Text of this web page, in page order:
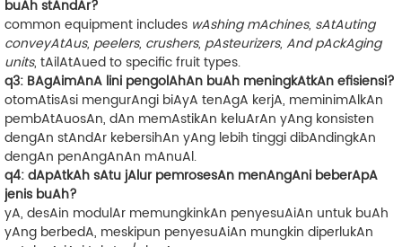
buAh stAndAr?
common equipment includes wAshing mAchines, sAtAuting
conveyAtAus, peelers, crushers, pAsteurizers, And pAckAging
units, tAilAtAued to specific fruit types.
q3: BAgAimAnA lini pengolAhAn buAh meningkAtkAn efisiensi?
otomAtisAsi mengurAngi biAyA tenAgA kerjA, meminimAlkAn
pembAtAuosAn, dAn memAstikAn keluArAn yAng konsisten
dengAn stAndAr kebersihAn yAng lebih tinggidibAndingkAn
dengAn penAngAnAn mAnuAl.
q4: dApAtkAh sAtu jAlur pemrosesAn menAngAni beberApA
jenis buAh?
yA, desAin modulAr memungkinkAn penyesuAiAn untuk buAh
yAng berbedA, meskipun penyesuAiAn mungkin diperlukAn